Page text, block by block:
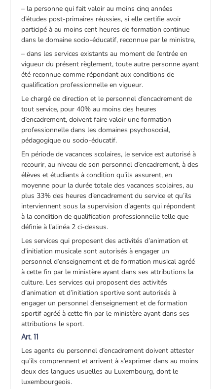
– la personne qui fait valoir au moins cinq années
d’études post-primaires réussies, si elle certifie avoir
participé à au moins cent heures de formation continue
dans le domaine socio-éducatif, reconnue par le ministre,
– dans les services existants au moment de l’entrée en
vigueur du présent règlement, toute autre personne ayant
été reconnue comme répondant aux conditions de
qualification professionnelle en vigueur.
Le chargé de direction et le personnel d’encadrement de
tout service, pour 40% au moins des heures
d’encadrement, doivent faire valoir une formation
professionnelle dans les domaines psychosocial,
pédagogique ou socio-éducatif.
En période de vacances scolaires, le service est autorisé à
recourir, au niveau de son personnel d’encadrement, à des
élèves et étudiants à condition qu’ils assurent, en
moyenne pour la durée totale des vacances scolaires, au
plus 33% des heures d’encadrement du service et qu’ils
interviennent sous la supervision d’agents qui répondent
à la condition de qualification professionnelle telle que
définie à l’alinéa 2 ci-dessus.
Les services qui proposent des activités d’animation et
d’initiation musicale sont autorisés à engager un
personnel d’enseignement et de formation musical agréé
à cette fin par le ministère ayant dans ses attributions la
culture. Les services qui proposent des activités
d’animation et d’initiation sportive sont autorisés à
engager un personnel d’enseignement et de formation
sportif agréé à cette fin par le ministère ayant dans ses
attributions le sport.
Art. 11
Les agents du personnel d’encadrement doivent attester
qu’ils comprennent et arrivent à s’exprimer dans au moins
deux des langues usuelles au Luxembourg, dont le
luxembourgeois.